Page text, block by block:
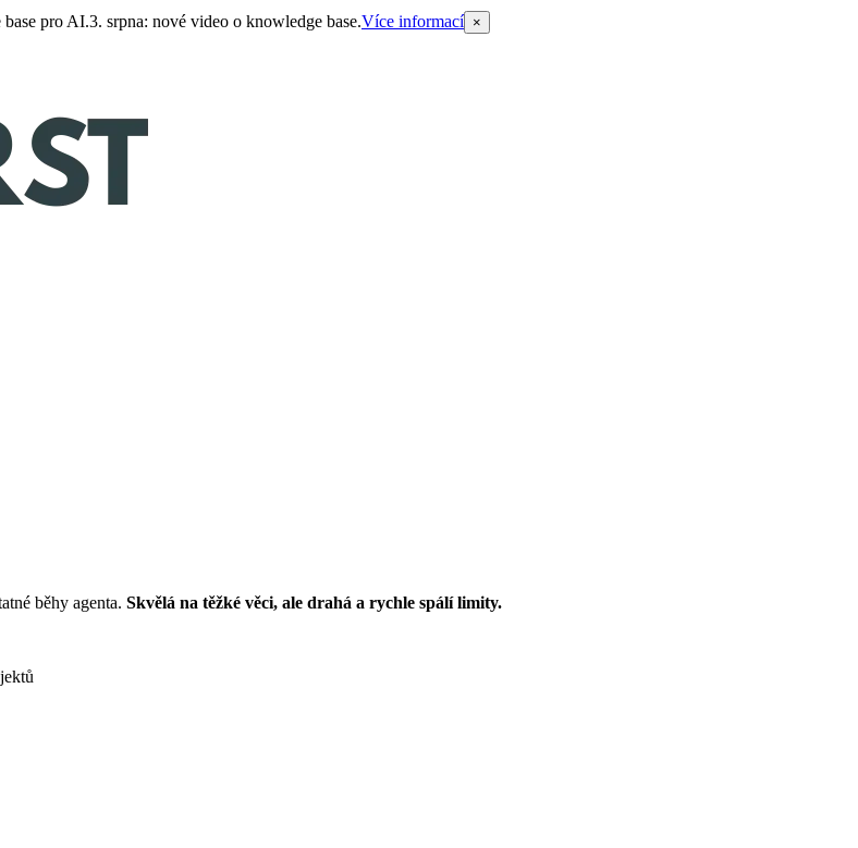
pro AI.3. srpna: nové video o knowledge base.Více informací ×
běhy agenta. Skvělá na těžké věci, ale drahá a rychle spálí limity.